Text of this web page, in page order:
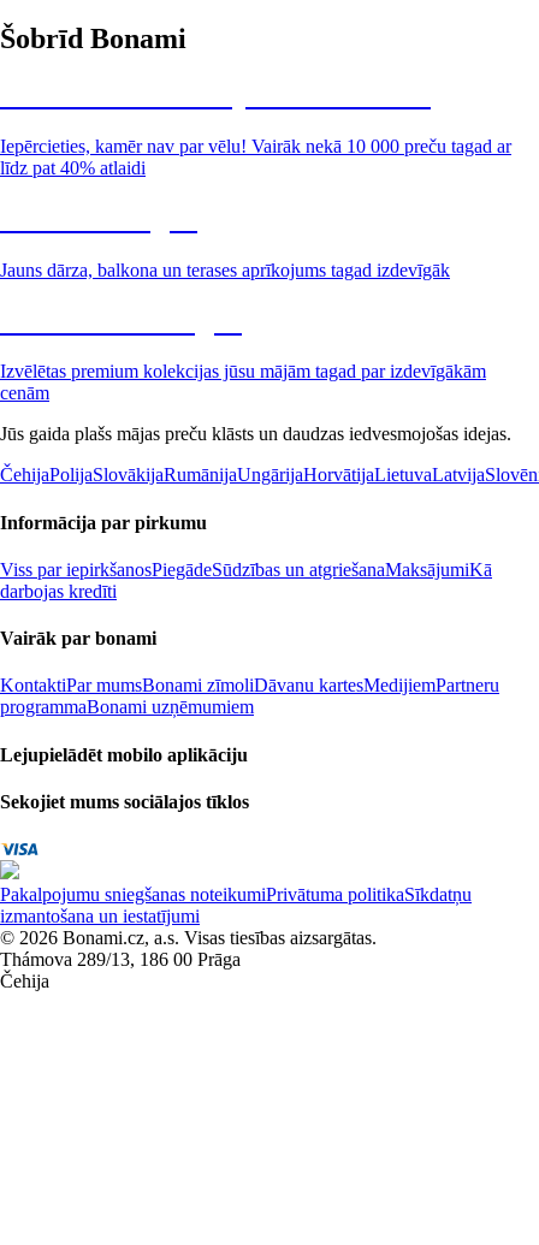
Šobrīd Bonami
Iepērcieties, kamēr nav par vēlu! Vairāk nekā 10 000 preču tagad ar
līdz pat 40% atlaidi
Jauns dārza, balkona un terases aprīkojums tagad izdevīgāk
Izvēlētas premium kolekcijas jūsu mājām tagad par izdevīgākām
cenām
Jūs gaida plašs mājas preču klāsts un daudzas iedvesmojošas idejas.
ČehijaPolijaSlovākijaRumānijaUngārijaHorvātijaLietuvaLatvija
Informācija par pirkumu
Viss par iepirkšanosPiegādeSūdzības un atgriešanaMaksājumiKā
darbojas kredīti
Vairāk par bonami
KontaktiPar mumsBonami zīmoliDāvanu kartesMedijiemPartneru
programmaBonami uzņēmumiem
Lejupielādēt mobilo aplikāciju
Sekojiet mums sociālajos tīklos
Pakalpojumu sniegšanas noteikumiPrivātuma politikaSīkdatņu
izmantošana un iestatījumi
© 2026 Bonami.cz, a.s. Visas tiesības aizsargātas.
Thámova 289/13, 186 00 Prāga
Čehija